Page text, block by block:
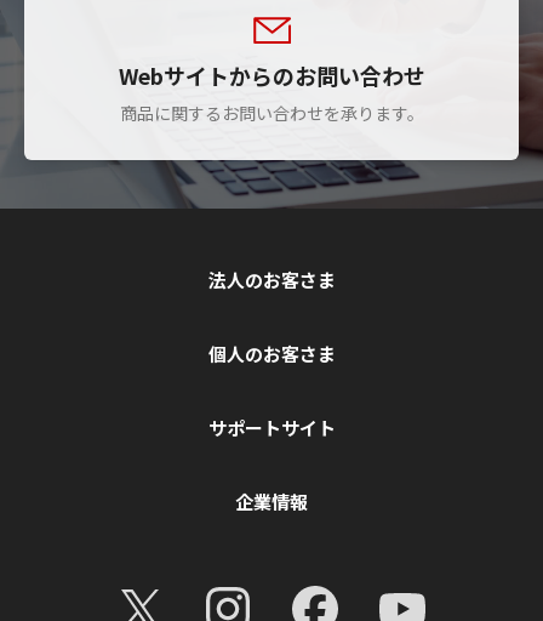
Webサイトからのお問い合わせ
商品に関するお問い合わせを承ります。
法人のお客さま
個人のお客さま
サポートサイト
企業情報